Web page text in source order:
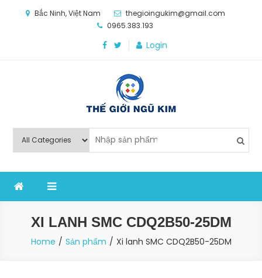
Bắc Ninh, Việt Nam
thegioingukim@gmail.com
0965.383.193
Login
Thế Giới Ngũ Kim
nghiệp sản xuất
XI LANH SMC CDQ2B50-25DM
Home Sản phẩm Xi lanh SMC CDQ2B50-25DM